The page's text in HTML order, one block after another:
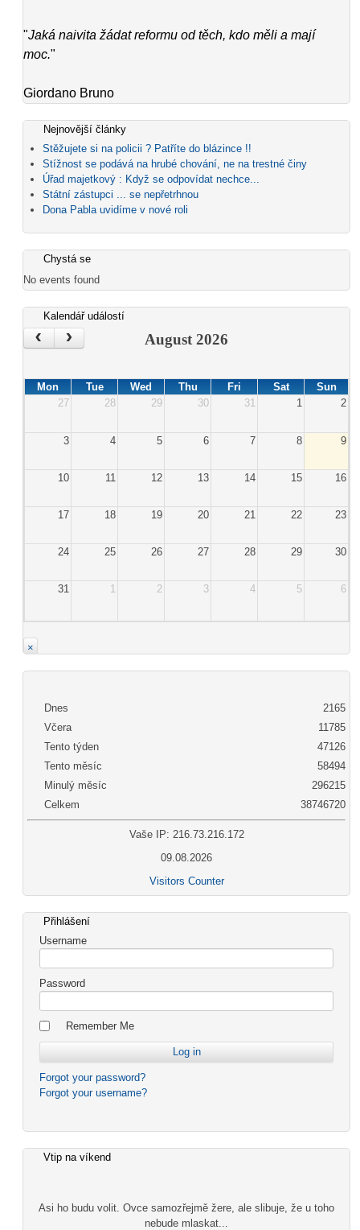
"Jaká naivita žádat reformu od těch, kdo měli a mají
moc."
Giordano Bruno
Nejnovější články
Stěžujete si na policii ? Patříte do blázince !!
Stížnost se podává na hrubé chování, ne na trestné činy
Úřad majetkový : Když se odpovídat nechce...
Státní zástupci ... se nepřetrhnou
Dona Pabla uvidíme v nové roli
Chystá se
No events found
Kalendář událostí
‹ › August 2026
Mon Tue Wed Thu Fri Sat
Sun
27
28 29 30 31 1 2
3 4 5 6 7 8 9
10 11 12 13 14 15 16
17 18 19 20 21 22 23
24 25 26 27 28 29 30
31 1 2 3 4 5 6
×
Dnes
Včera
Tento týden
Tento měsíc
Minulý měsíc
Celkem
2165
11785
47126
58494
296215
38746720
Vaše IP: 216.73.216.172
09.08.2026
Visitors Counter
Přihlášení
Username
Password
Remember Me
Forgot your password?
Forgot your username?
Vtip na víkend
Asi ho budu volit. Ovce samozřejmě žere, ale slibuje, že u toho
nebude mlaskat...